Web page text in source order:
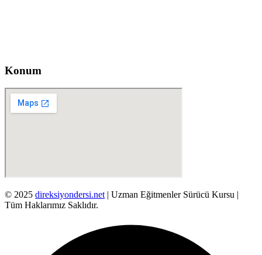
Konum
© 2025 direksiyondersi.net | Uzman Eğitmenler Sürücü Kursu |
Tüm Haklarımız Saklıdır.